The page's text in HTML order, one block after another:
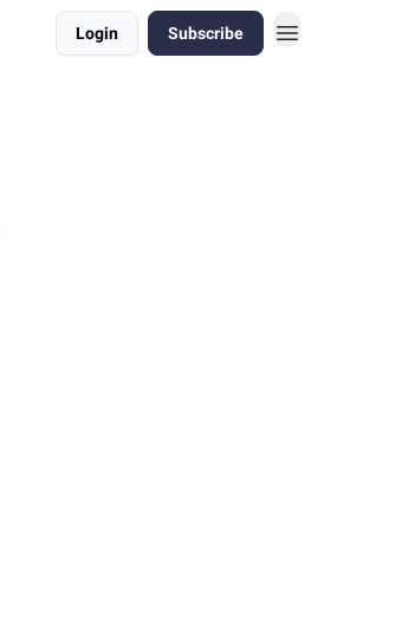
Login Subscribe